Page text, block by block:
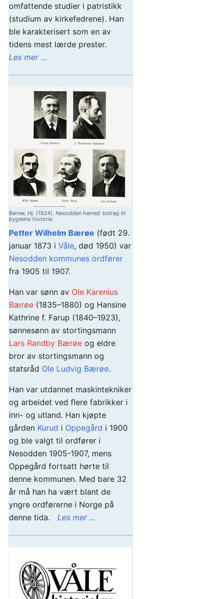
omfattende studier i patristikk
(studium av kirkefedrene). Han
ble karakterisert som en av
tidens mest lærde prester.
Les mer …
Berner, Hj. (1924). Nesodden herred: bidrag til
bygdens historie.
Petter Wilhelm Bærøe (født 29.
januar 1873 i Våle, død 1950) var
Nesodden kommunes ordfører
fra 1905 til 1907.
Han var sønn av Ole Karenius
Bærøe (1835–1880) og Hansine
Kathrine f. Farup (1840–1923),
sønnesønn av stortingsmann
Lars Randby Bærøe og eldre
bror av stortingsmann og
statsråd Ole Ludvig Bærøe.
Han var utdannet maskintekniker
og arbeidet ved flere fabrikker i
inn- og utland. Han kjøpte
gården Kurud i Oppegård i 1900
og ble valgt til ordfører i
Nesodden 1905-1907, mens
Oppegård fortsatt hørte til
denne kommunen. Med bare 32
år må han ha vært blant de
yngre ordførerne i Norge på
denne tida. Les mer …